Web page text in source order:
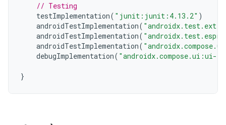
// Testing
testImplementation( "junit:junit:4.13.2" )
androidTestImplementation(
androidTestImplementation(
androidTestImplementation(
debugImplementation( "androidx.compose.ui:ui-
}